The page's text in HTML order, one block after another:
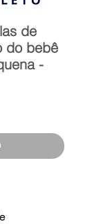
de
do bebê
-